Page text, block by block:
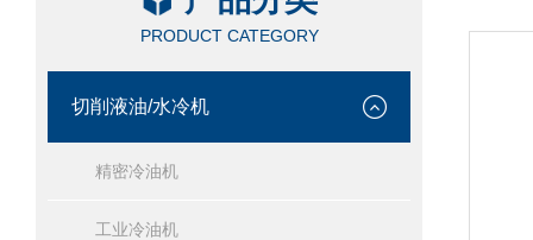
PRODUCT CATEGORY
切削液油/水冷机
精密冷油机
工业冷油机